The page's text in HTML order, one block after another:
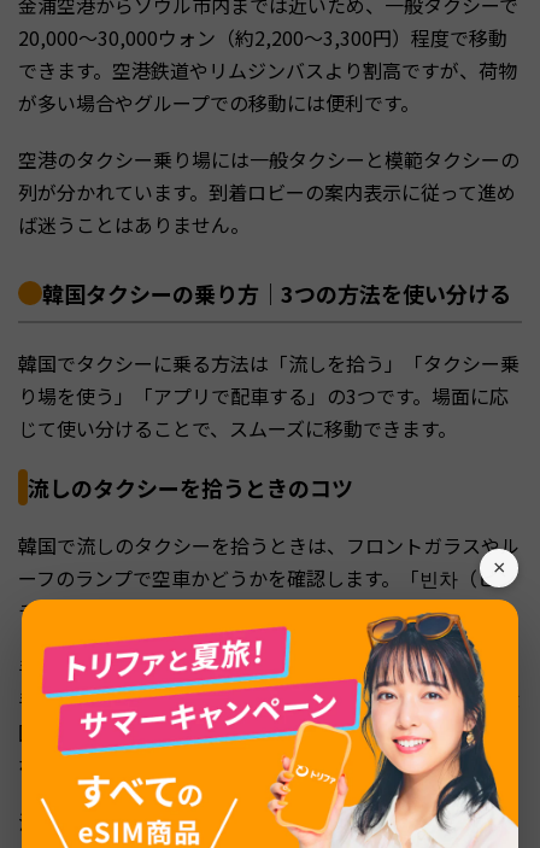
×
20,000〜30,000ウォン（約2,200〜3,300円）程度で移動
できます。空港鉄道やリムジンバスより割高ですが、荷物
が多い場合やグループでの移動には便利です。
空港のタクシー乗り場には一般タクシーと模範タクシーの
列が分かれています。到着ロビーの案内表示に従って進め
ば迷うことはありません。
韓国タクシーの乗り方｜3つの方法を使い分ける
韓国でタクシーに乗る方法は「流しを拾う」「タクシー乗
り場を使う」「アプリで配車する」の3つです。場面に応
じて使い分けることで、スムーズに移動できます。
流しのタクシーを拾うときのコツ
韓国で流しのタクシーを拾うときは、フロントガラスやル
ーフのランプで空車かどうかを確認します。「빈차（ピン
チャ）」と表示されていれば空車のサインです。
手を挙げてタクシーを止めるときは、日本のように真上に
手を挙げるのではなく、肩の高さ程度に手を伸ばすのが韓
国流です。大通りや交差点の近くで待つとつかまりやすく
なります。
注意したいのは、韓国のタクシーのドアは手動式です。日